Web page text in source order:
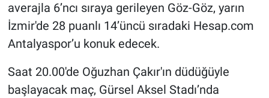
averajla 6’ncı sıraya gerileyen Göz-Göz, yarın
İzmir'de 28 puanlı 14’üncü sıradaki Hesap.com
Antalyaspor’u konuk edecek.
Saat 20.00'de Oğuzhan Çakır'ın düdüğüyle
başlayacak maç, Gürsel Aksel Stadı’nda